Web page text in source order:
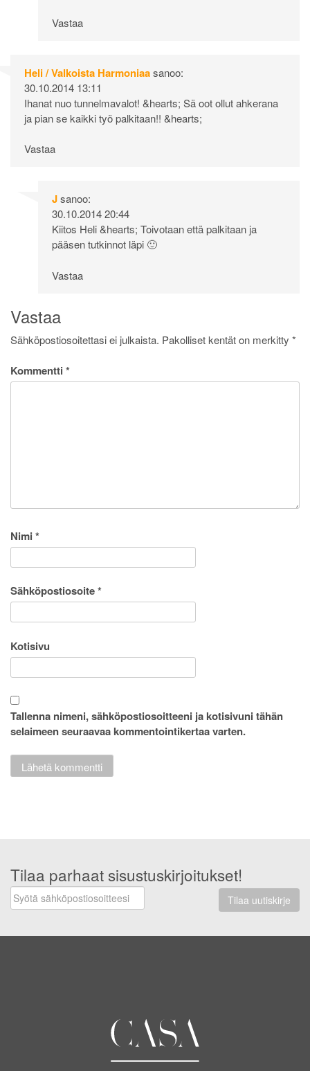
Vastaa
Heli / Valkoista Harmoniaasanoo:
30.10.2014 13:11
Ihanat nuo tunnelmavalot! &hearts; Sä oot ollut ahkerana
ja pian se kaikki työ palkitaan!! &hearts;
Vastaa
Jsanoo:
30.10.2014 20:44
Kiitos Heli &hearts; Toivotaan että palkitaan ja
pääsen tutkinnot läpi 🙂
Vastaa
Vastaa
Sähköpostiosoitettasi ei julkaista. Pakolliset kentät on merkitty *
Kommentti *
Nimi *
Sähköpostiosoite*
Kotisivu
Tallenna nimeni, sähköpostiosoitteeni ja kotisivuni tähän
selaimeen seuraavaa kommentointikertaa varten.
Tilaa parhaat sisustuskirjoitukset!
Tilaa uutiskirje